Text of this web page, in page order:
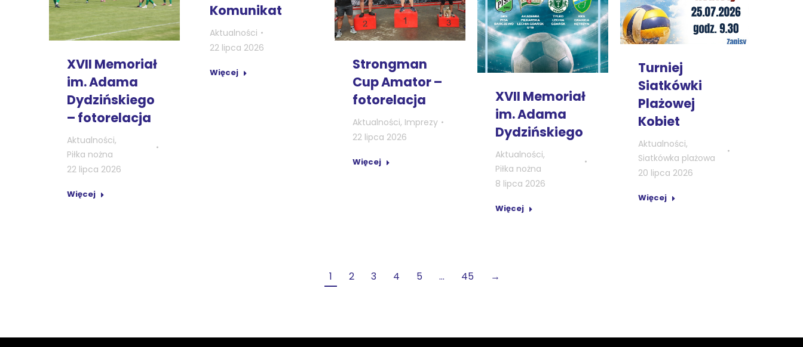
Komunikat
Aktualności
22 lipca 2026
Więcej
XVII Memoriał
im. Adama
Dydzińskiego
– fotorelacja
Aktualności,
Piłka nożna
22 lipca 2026
Więcej
Strongman
Cup Amator –
fotorelacja
Aktualności, Imprezy
22 lipca 2026
Więcej
Turniej
Siatkówki
Plażowej
Kobiet
Aktualności,
Siatkówka plażowa
20 lipca 2026
Więcej
XVII Memoriał
im. Adama
Dydzińskiego
Aktualności,
Piłka nożna
8 lipca 2026
Więcej
1 2 3 4 5 … 45 →